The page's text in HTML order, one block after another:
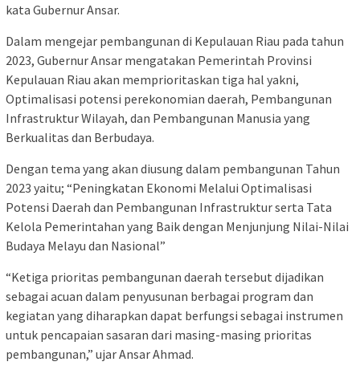
kata Gubernur Ansar.
Dalam mengejar pembangunan di Kepulauan Riau pada tahun
2023, Gubernur Ansar mengatakan Pemerintah Provinsi
Kepulauan Riau akan memprioritaskan tiga hal yakni,
Optimalisasi potensi perekonomian daerah, Pembangunan
Infrastruktur Wilayah, dan Pembangunan Manusia yang
Berkualitas dan Berbudaya.
Dengan tema yang akan diusung dalam pembangunan Tahun
2023 yaitu; “Peningkatan Ekonomi Melalui Optimalisasi
Potensi Daerah dan Pembangunan Infrastruktur serta Tata
Kelola Pemerintahan yang Baik dengan Menjunjung Nilai-Nilai
Budaya Melayu dan Nasional”
“Ketiga prioritas pembangunan daerah tersebut dijadikan
sebagai acuan dalam penyusunan berbagai program dan
kegiatan yang diharapkan dapat berfungsi sebagai instrumen
untuk pencapaian sasaran dari masing-masing prioritas
pembangunan,” ujar Ansar Ahmad.